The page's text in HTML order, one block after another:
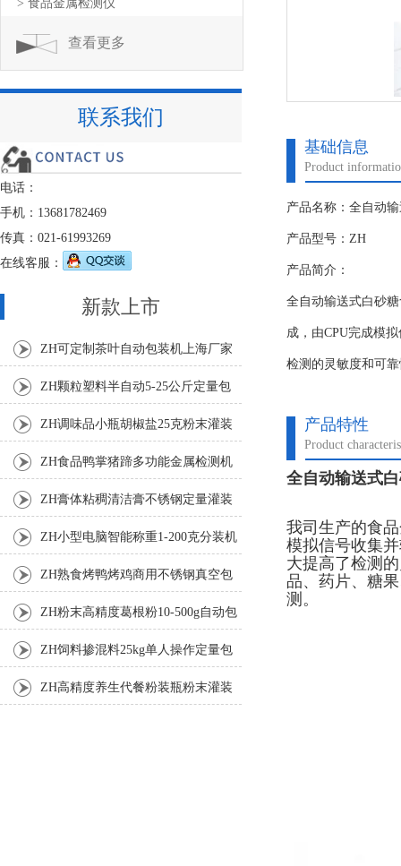
基础信息
Product
产品名称：全自动
产品型号：ZH
产品简介：
全自动输送式白砂
成，由CPU完成模
检测的灵敏度和可
产品特性
Product
全自动输送式
我司生产的食
模拟信号收集
大提高了检测
品、药片、糖
测。
> 食品金属检测仪
查看更多
联系我们
电话：
手机：13681782469
传真：021-61993269
在线客服：
新款上市
ZH可定制茶叶自动包装机上海厂家
ZH颗粒塑料半自动5-25公斤定量包
装机 ZH调味品小瓶胡椒盐25克粉末灌装
ZH食品鸭掌猪蹄多功能金属检测机
ZH膏体粘稠清洁膏不锈钢定量灌装
机厂家 ZH小型电脑智能称重1-200克分装机
ZH熟食烤鸭烤鸡商用不锈钢真空包
装机 ZH粉末高精度葛根粉10-500g自动包
装机 ZH饲料掺混料25kg单人操作定量包
装机 ZH高精度养生代餐粉装瓶粉末灌装